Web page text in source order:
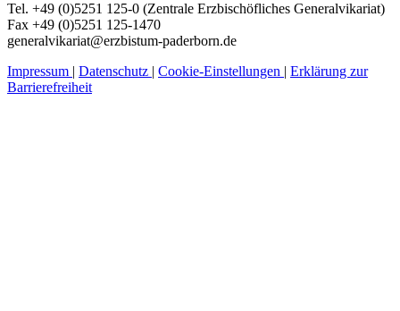
Tel. +49 (0)5251 125-0 (Zentrale Erzbischöfliches Generalvikariat)
Fax +49 (0)5251 125-1470
generalvikariat@erzbistum-paderborn.de
Impressum | Datenschutz | Cookie-Einstellungen | Erklärung zur
Barrierefreiheit